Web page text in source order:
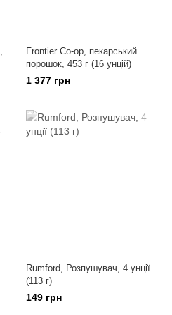
Frontier Co-op, пекарський
порошок, 453 г (16 унцій)
1 377 грн
Rumford, Розпушувач, 4 унції
(113 г)
149 грн